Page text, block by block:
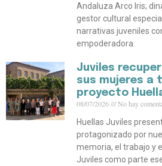
Andaluza Arco Iris;
gestor cultural
narrativas juveniles
empoderadora.
Juviles
sus mujeres a
proyecto
08/07/2026
No hay
Huellas Juviles
protagonizado por
memoria, el trabajo y
Juviles como parte